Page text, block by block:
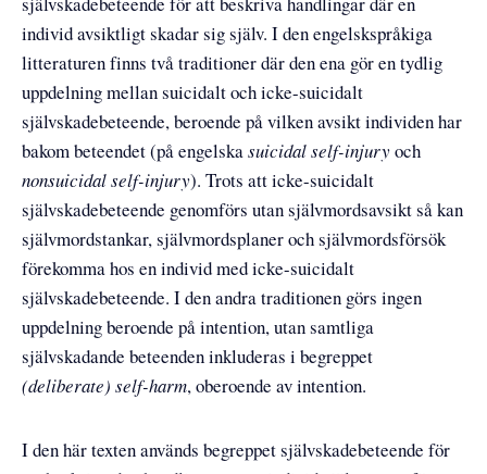
individ avsiktligt skadar sig själv. I den engelskspråkiga
litteraturen finns två traditioner där den ena gör en tydlig
uppdelning mellan suicidalt och icke-suicidalt
självskadebeteende, beroende på vilken avsikt individen har
bakom beteendet (på engelskasuicidal self-injuryoch
nonsuicidal self-injury). Trots att icke-suicidalt
självskadebeteende genomförs utan självmordsavsikt så kan
självmordstankar, självmordsplaner och självmordsförsök
förekomma hos en individ med icke-suicidalt
självskadebeteende. I den andra traditionen görs ingen
uppdelning beroende på intention, utan samtliga
självskadande beteenden inkluderas i begreppet
(deliberate) self-harm, oberoende av intention.
I den här texten används begreppet självskadebeteende för